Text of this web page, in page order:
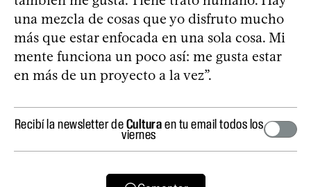
una mezcla de cosas que yo disfruto mucho
más que estar enfocada en una sola cosa. Mi
mente funciona un poco así: me gusta estar
en más de un proyecto a la vez”.
Recibí la newsletter deCulturaen tu email todos los
viernes